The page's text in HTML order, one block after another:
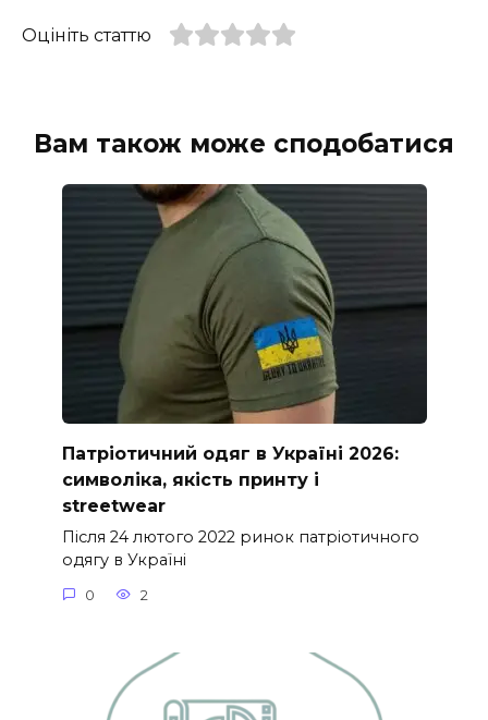
Оцініть статтю
Вам також може сподобатися
Патріотичний одяг в Україні 2026:
символіка, якість принту і
streetwear
Після 24 лютого 2022 ринок патріотичного
одягу в Україні
0 2